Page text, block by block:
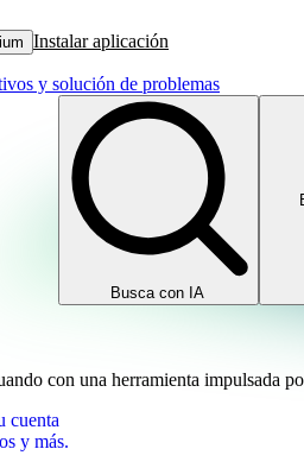
Instalar aplicación
y solución de problemas
Busca con IA
con una herramienta impulsada
cuenta
y más.